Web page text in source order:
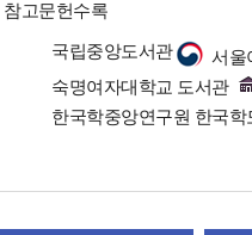
참고문헌수록
국립중앙도서관
서울
숙명여자대학교 도서관
한국학중앙연구원 한국